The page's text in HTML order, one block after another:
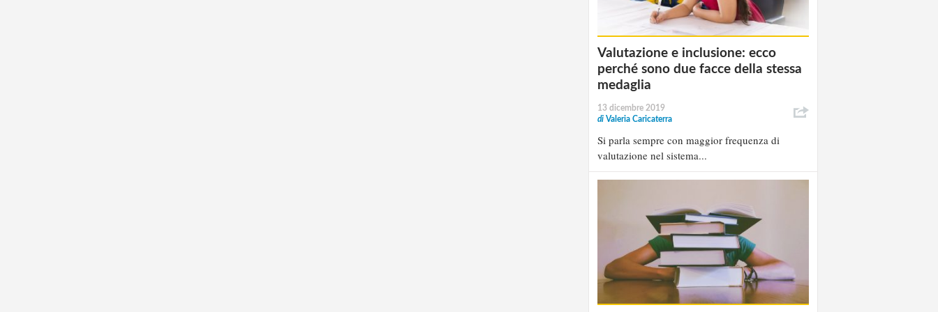
Valutazione e inclusione: ecco
perché sono due facce della stessa
medaglia
13 dicembre 2019
di Valeria Caricaterra
Si parla sempre con maggior frequenza di
valutazione nel sistema...